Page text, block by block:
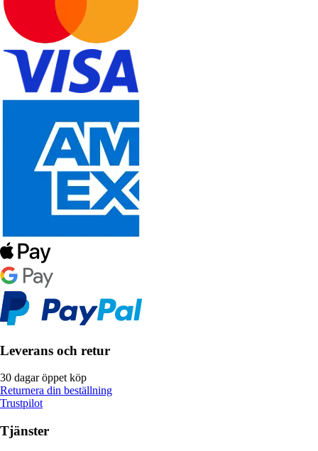
Leverans och retur
30 dagar öppet köp
Returnera din beställning
Trustpilot
Tjänster